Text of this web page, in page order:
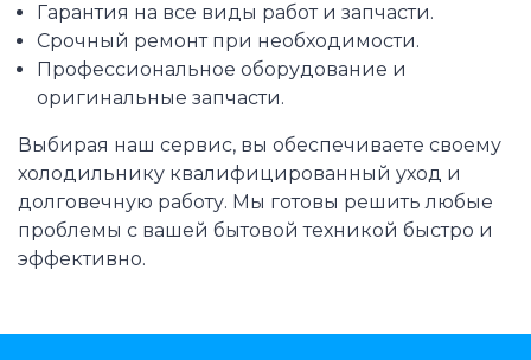
Гарантия на все виды работ и запчасти.
Срочный ремонт при необходимости.
Профессиональное оборудование и
оригинальные запчасти.
Выбирая наш сервис, вы обеспечиваете своему
холодильнику квалифицированный уход и
долговечную работу. Мы готовы решить любые
проблемы с вашей бытовой техникой быстро и
эффективно.